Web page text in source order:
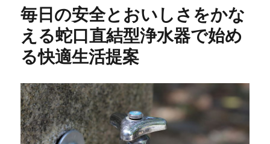
ー
毎日の安全とおいしさをかな
える蛇口直結型浄水器で始め
る快適生活提案